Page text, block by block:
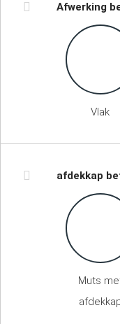
Afwerking
Vlak
afdekkap
Muts